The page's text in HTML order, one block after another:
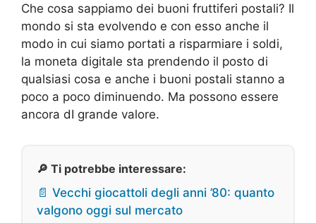
Che cosa sappiamo dei buoni fruttiferi postali? Il
mondo si sta evolvendo e con esso anche il
modo in cui siamo portati a risparmiare i soldi,
la moneta digitale sta prendendo il posto di
qualsiasi cosa e anche i buoni postali stanno a
poco a poco diminuendo. Ma possono essere
ancora dI grande valore.
🔎 Ti potrebbe interessare:
📄 Vecchi giocattoli degli anni ’80: quanto
valgono oggi sul mercato